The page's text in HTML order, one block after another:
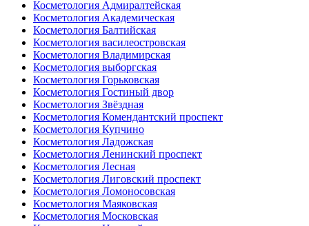
Косметология Адмиралтейская
Косметология Академическая
Косметология Балтийская
Косметология василеостровская
Косметология Владимирская
Косметология выборгская
Косметология Горьковская
Косметология Гостиный двор
Косметология Звёздная
Косметология Комендантский проспект
Косметология Купчино
Косметология Ладожская
Косметология Ленинский проспект
Косметология Лесная
Косметология Лиговский проспект
Косметология Ломоносовская
Косметология Маяковская
Косметология Московская